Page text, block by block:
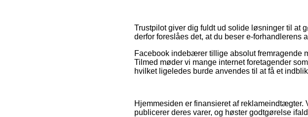
Trustpilot giver dig fuldt ud solide løsninger til at
derfor foreslåes det, at du beser e-forhandlerens
Facebook indebærer tillige absolut fremragende
Tilmed møder vi mange internet foretagender
hvilket ligeledes burde anvendes til at få et
Hjemmesiden er finansieret af
publicerer deres varer, og høster godtgørelse